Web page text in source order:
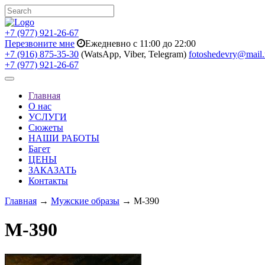
+7 (977) 921-26-67
Перезвоните мне
Ежедневно с 11:00 до 22:00
+7 (916) 875-35-30 (WatsApp, Viber, Telegram)
+7 (977) 921-26-67
Toggle
navigationГлавная
О нас
УСЛУГИ
Сюжеты
НАШИ РАБОТЫ
Багет
ЦЕНЫ
ЗАКАЗАТЬ
Контакты
Главная → Мужские образы → M-390
M-390